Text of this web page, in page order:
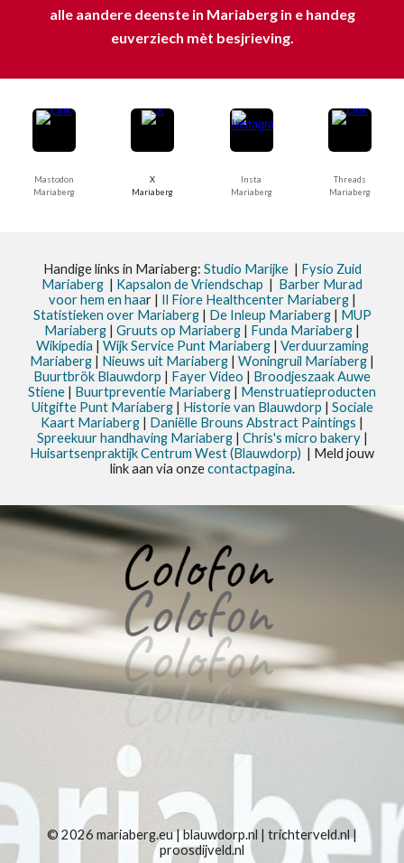
alle aandere deenste in Mariaberg in e handeg
euverziech mèt besjrieving.
Mastodon
Mariaberg
X
Mariaberg
Insta
Mariaberg
Threads
Mariaberg
Handige links in Mariaberg: Studio Marijke | Fysio Zuid
Mariaberg | Kapsalon de Vriendschap | Barber Murad
voor hem en haar | Il Fiore Healthcenter Mariaberg|
Statistieken over Mariaberg| De Inleup Mariaberg| MUP
Mariaberg | Gruuts op Mariaberg | Funda Mariaberg |
Wikipedia | Wijk Service PuntMariaberg| Verduurzaming
Mariaberg | Nieuws uit Mariaberg | Woningruil Mariaberg |
Buurtbrök Blauwdorp | Fayer Video | Broodjeszaak Auwe
Stiene | Buurtpreventie Mariaberg | Menstruatieproducten
Uitgifte Punt Mariaberg| Historie van Blauwdorp | Sociale
Kaart Mariaberg | Daniëlle Brouns Abstract Paintings |
Spreekuur handhaving Mariaberg| Chris's micro bakery|
Huisartsenpraktijk Centrum West (Blauwdorp) | Meld jouw
link aan via onzecontactpagina.
© 2026 mariaberg.eu|blauwdorp.nl | trichterveld.nl|
proosdijveld.nl